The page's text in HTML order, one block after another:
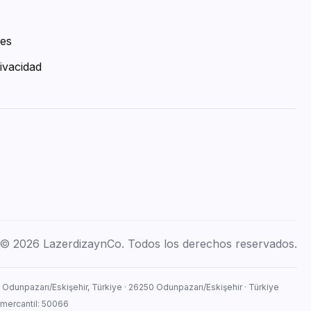
© 2026 LazerdizaynCo. Todos los derechos reservados.
Eskişehir, Türkiye · 26250 Odunpazarı/Eskişehir · Türkiye
50066